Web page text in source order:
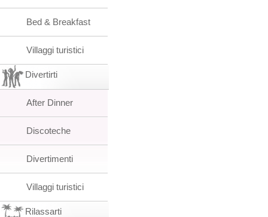
Bed & Breakfast
Villaggi turistici
Divertirti
After Dinner
Discoteche
Divertimenti
Villaggi turistici
Rilassarti